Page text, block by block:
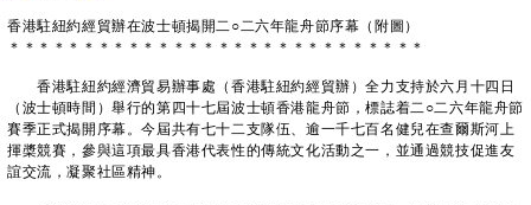
香港駐紐約經貿辦在波士頓揭開二○二六年龍舟節序幕（附圖）
＊ ＊ ＊ ＊ ＊ ＊ ＊ ＊ ＊ ＊ ＊ ＊ ＊ ＊ ＊ ＊ ＊ ＊ ＊ ＊ ＊ ＊ ＊ ＊ ＊ ＊ ＊ ＊
香港駐紐約經濟貿易辦事處（香港駐紐約經貿辦）全力支持於六月十四日
（波士頓時間）舉行的第四十七屆波士頓香港龍舟節，標誌着二○二六年龍舟節
賽季正式揭開序幕。今屆共有七十二支隊伍、逾一千七百名健兒在查爾斯河上
揮槳競賽，參與這項最具香港代表性的傳統文化活動之一，並通過競技促進友
誼交流，凝聚社區精神。